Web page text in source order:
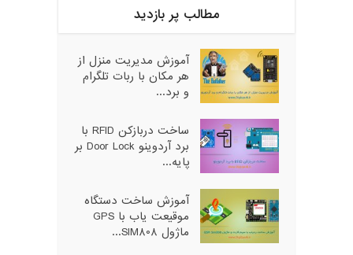
مطالب پر بازدید
آموزش مدیریت منزل از
هر مکان با ربات تلگرام
و برد...
ساخت دربازکن RFID با
برد آردوینو Door Lock بر
پایه...
آموزش ساخت دستگاه
موقیعت یاب با GPS
ماژول SIM808...